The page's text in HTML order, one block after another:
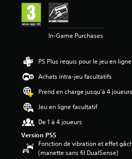
In-Game Purchases
PS Plus requis pour le jeu en ligne
Achats intra-jeu facultatifs
Prend en charge jusqu'à 4
Jeu en ligne facultatif
De 1 à 4 joueurs
Version PS5
Fonction de vibration et effet
(manette sans fil DualSense)